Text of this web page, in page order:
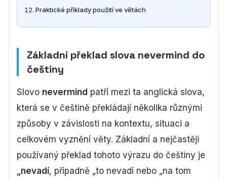
Praktické příklady použití ve větách
Základní překlad slova nevermind do
češtiny
Slovo nevermind patří mezi ta anglická slova,
která se v češtině překládají několika různými
způsoby v závislosti na kontextu, situaci a
celkovém vyznění věty. Základní a nejčastěji
používaný překlad tohoto výrazu do češtiny je
„nevadí, případně „to nevadí nebo „na tom